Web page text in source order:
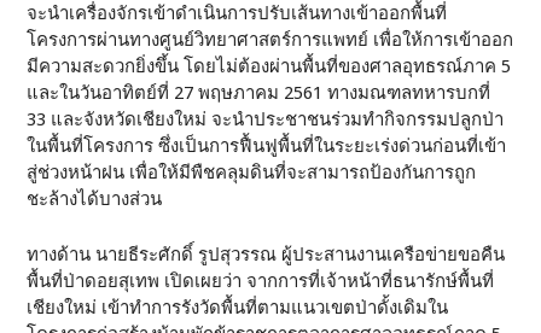
จะนำเครื่องจักรเข้าดำเนินการปรับเส้นทางเข้าออกพื้นที่
โครงการผ่านทางศูนย์วิทยาศาสตร์การแพทย์ เพื่อให้การเข้าออก
มีความสะดวกยิ่งขึ้น โดยไม่ต้องผ่านพื้นที่ของศาลอุทธรณ์ภาค 5
และในวันอาทิตย์ที่ 27 พฤษภาคม 2561 ทางมณฑลทหารบกที่
33 และจังหวัดเชียงใหม่ จะนำประชาชนร่วมทำกิจกรรมปลูกป่า
ในพื้นที่โครงการ ซึ่งเป็นการฟื้นฟูพื้นที่ในระยะเร่งด่วนก่อนที่เข้า
สู่ช่วงหน้าฝน เพื่อให้มีพืชคลุมดินที่จะสามารถป้องกันการถูก
ชะล้างได้บางส่วน
ทางด้าน นายธีระศักดิ์ รูปสุวรรณ ผู้ประสานงานเครือข่ายขอคืน
พื้นที่ป่าดอยสุเทพ เปิดเผยว่า จากการที่เจ้าหน้าที่ธนารักษ์พื้นที่
เชียงใหม่ เข้าทำการรังวัดพื้นที่ตามแนวเขตป่าดั้งเดิมใน